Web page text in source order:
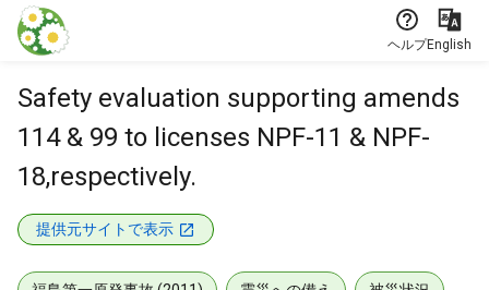
本文に飛ぶ
ヘルプEnglish
Safety evaluation supporting amends
114 & 99 to licenses NPF-11 & NPF-
18,respectively.
提供元サイトで表示